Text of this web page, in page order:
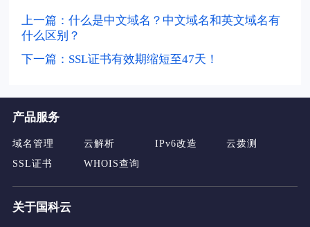
上一篇：什么是中文域名？中文域名和英文域名有
什么区别？
下一篇：SSL证书有效期缩短至47天！
产品服务
域名管理 云解析 IPv6改造
云拨测
SSL证书
WHOIS查询
关于国科云